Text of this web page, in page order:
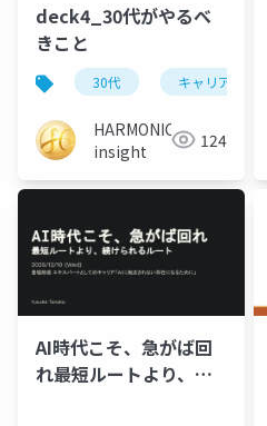
deck4_30代がやるべ
きこと
30代 キャリア
HARMONIC
insight
124
AI時代こそ、急がば回
れ――最短ルートより、続